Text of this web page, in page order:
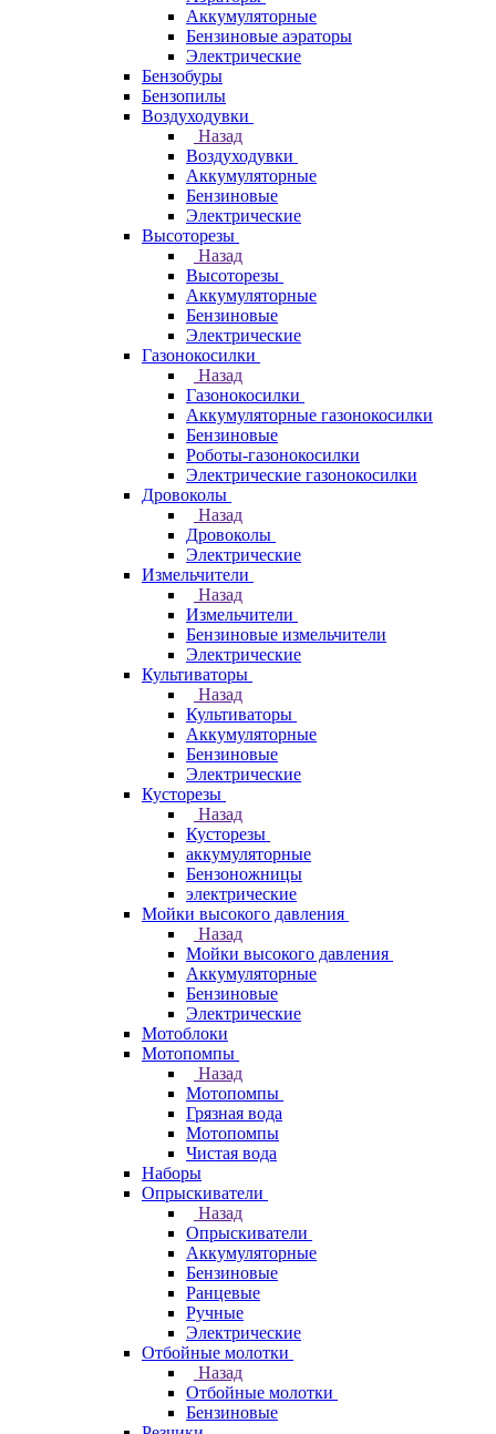
Аккумуляторные
Бензиновые аэраторы
Электрические
Бензобуры
Бензопилы
Воздуходувки
Назад
Воздуходувки
Аккумуляторные
Бензиновые
Электрические
Высоторезы
Назад
Высоторезы
Аккумуляторные
Бензиновые
Электрические
Газонокосилки
Назад
Газонокосилки
Аккумуляторные газонокосилки
Бензиновые
Роботы-газонокосилки
Электрические газонокосилки
Дровоколы
Назад
Дровоколы
Электрические
Измельчители
Назад
Измельчители
Бензиновые измельчители
Электрические
Культиваторы
Назад
Культиваторы
Аккумуляторные
Бензиновые
Электрические
Кусторезы
Назад
Кусторезы
аккумуляторные
Бензоножницы
электрические
Мойки высокого давления
Назад
Мойки высокого давления
Аккумуляторные
Бензиновые
Электрические
Мотоблоки
Мотопомпы
Назад
Мотопомпы
Грязная вода
Мотопомпы
Чистая вода
Наборы
Опрыскиватели
Назад
Опрыскиватели
Аккумуляторные
Бензиновые
Ранцевые
Ручные
Электрические
Отбойные молотки
Назад
Отбойные молотки
Бензиновые